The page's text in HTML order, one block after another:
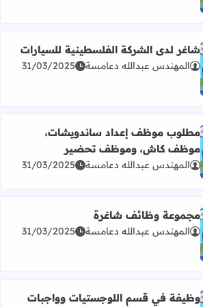
عن شاغر لدى الشركة الفلسطينية للسيارات
شاغر لدى الشركة الفلسطينية للسيارات
المهندس عبدالله دعامسة 31/03/2025
عن مطلوب موظف إعداد ساندويشات، موظف
مطلوب موظف إعداد ساندويشات،
موظف كاش، وموظف تحضير
المهندس عبدالله دعامسة 31/03/2025
عن مجموعة وظائف شاغرة
مجموعة وظائف شاغرة
المهندس عبدالله دعامسة 31/03/2025
وظيفة في قسم اللوجستيات وواجبات